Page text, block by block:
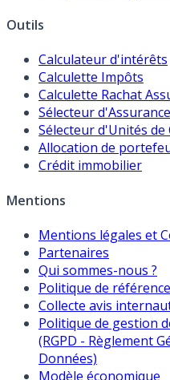
Outils
Calculateur d'intérêts
Calculette Impôts
Calculette Rachat
Sélecteur
Sélecteur d'Unités de
Allocation de
Crédit immobilier
Mentions
Mentions légales et
Partenaires
Qui sommes-nous ?
Politique de
Collecte avis
Politique de gestion
(RGPD - Règlement
Données)
Modèle économique